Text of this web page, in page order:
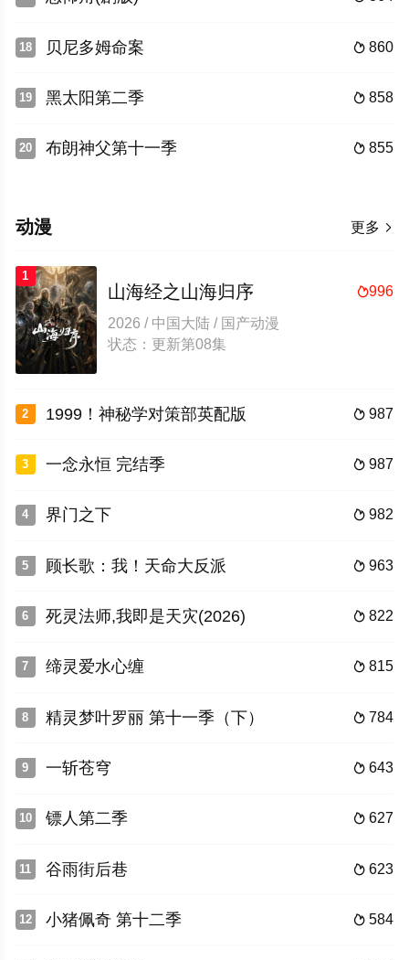
18  860
贝尼多姆命案
19  858
黑太阳第二季
20  855
布朗神父第十一季
更多 
动漫
1
996
山海经之山海归序
2026 / 中国大陆 / 国产动漫
状态：更新第08集
2  987
1999！神秘学对策部英配版
3  987
一念永恒 完结季
4  982
界门之下
5  963
顾长歌：我！天命大反派
6  822
死灵法师,我即是天灾(2026)
7  815
缔灵爱水心缠
8  784
精灵梦叶罗丽 第十一季（下）
9  643
一斩苍穹
10  627
镖人第二季
11  623
谷雨街后巷
12  584
小猪佩奇 第十二季